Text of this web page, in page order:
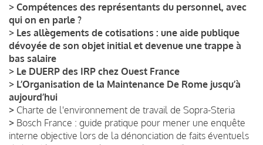
> Compétences des représentants du personnel, avec
qui on en parle ?
> Les allègements de cotisations : une aide publique
dévoyée de son objet initial et devenue une trappe à
bas salaire
> Le DUERP des IRP chez Ouest France
> L’Organisation de la Maintenance De Rome jusqu’à
aujourd’hui
> Charte de l'environnement de travail de Sopra-Steria
> Bosch France : guide pratique pour mener une enquête
interne objective lors de la dénonciation de faits éventuels